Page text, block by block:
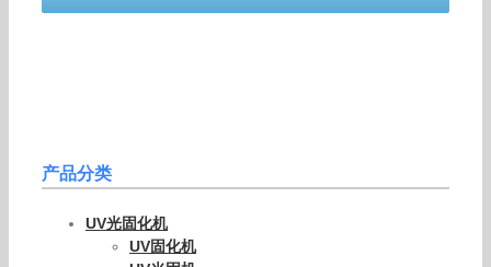
产品分类
UV光固化机
UV固化机